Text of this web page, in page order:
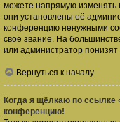
можете напрямую изменять
они установлены её
конференцию ненужными
своё звание. На
или администратор
Вернуться к началу
Когда я щёлкаю по ссылке
конференцию!